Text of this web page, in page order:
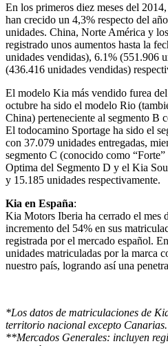
En los primeros diez meses del
han crecido un 4,3% respecto del
unidades. China, Norte América y
registrado unos aumentos hasta la
unidades vendidas), 6.1% (551.906
(436.416 unidades vendidas)
El modelo Kia más vendido furea
octubre ha sido el modelo Rio
China) perteneciente al segmento B
El todocamino Sportage ha sido el
con 37.079 unidades entregadas,
segmento C (conocido como
Optima del Segmento D y el Kia
y 15.185 unidades respectivamente.
Kia en España:
Kia Motors Iberia ha cerrado el mes
incremento del 54% en sus
registrada por el mercado español.
unidades matriculadas por la marca
nuestro país, logrando así una
*Los datos de matriculaciones de
territorio nacional excepto Canarias.
**Mercados Generales: incluyen